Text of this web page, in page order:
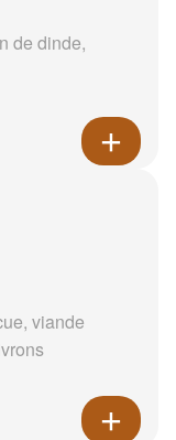
de dinde,
viande